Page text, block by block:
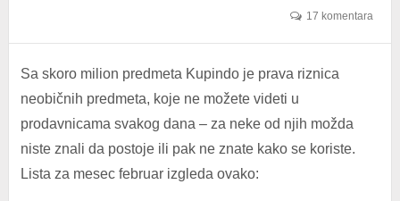
17 komentara
Sa skoro milion predmeta Kupindo je prava riznica
neobičnih predmeta, koje ne možete videti u
prodavnicama svakog dana – za neke od njih možda
niste znali da postoje ili pak ne znate kako se koriste.
Lista za mesec februar izgleda ovako: